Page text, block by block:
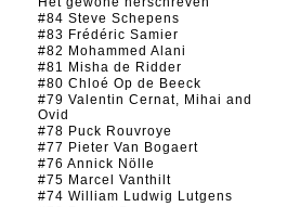
#84 Steve Schepens
#83 Frédéric Samier
#82 Mohammed Alani
#81 Misha de Ridder
#80 Chloé Op de Beeck
#79 Valentin Cernat, Mihai and
Ovid
#78 Puck Rouvroye
#77 Pieter Van Bogaert
#76 Annick Nölle
#75 Marcel Vanthilt
#74 William Ludwig Lutgens